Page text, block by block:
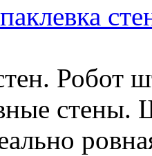
Робот
стены.